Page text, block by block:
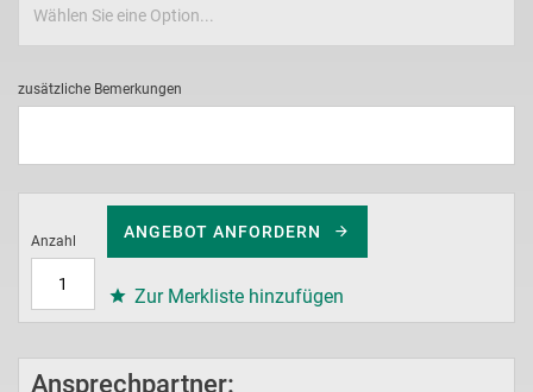
zusätzliche Bemerkungen
Anzahl
ANGEBOT ANFORDERN
Zur Merkliste hinzufügen
Ansprechpartner: